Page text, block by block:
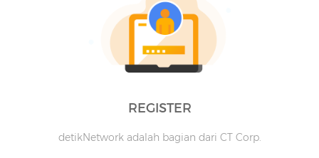
REGISTER
detikNetwork adalah bagian dari CT Corp.